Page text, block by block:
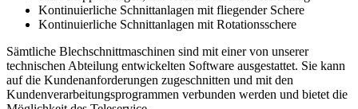
Kontinuierliche Schnittanlagen mit fliegender Schere
Kontinuierliche Schnittanlagen mit Rotationsschere
Sämtliche Blechschnittmaschinen sind mit einer von unserer
technischen Abteilung entwickelten Software ausgestattet. Sie kann
auf die Kundenanforderungen zugeschnitten und mit den
Kundenverarbeitungsprogrammen verbunden werden und bietet die